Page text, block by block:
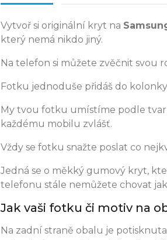
Vytvoř si originální kryt na
který nemá nikdo jiný.
Na telefon si můžete zvěčnit svou
Fotku jednoduše přidáš do
My tvou fotku umístíme podle
každému mobilu zvlášť.
Vždy se fotku snažte poslat co
Jedná se o měkký gumový kryt,
telefonu stále nemůžete chovat
Jak vaši fotku či motiv na
Na zadní straně obalu je